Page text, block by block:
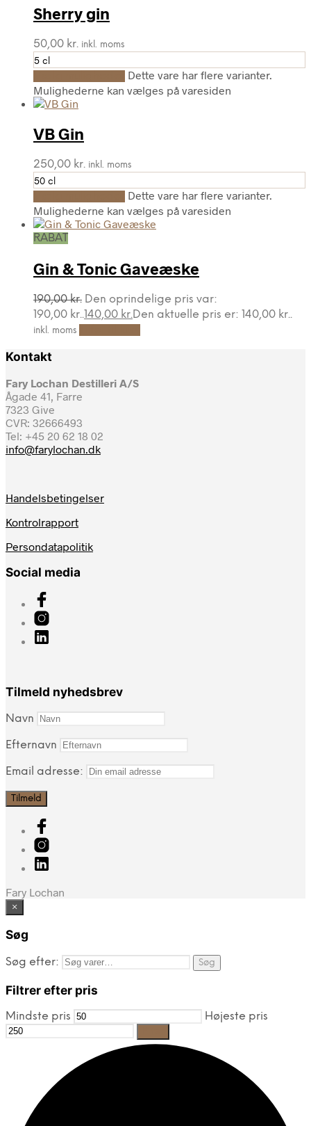
Sherry gin
50,00 kr. inkl. moms
5 cl
Dette vare har flere varianter.
Mulighederne kan vælges på varesiden
VB Gin
250,00 kr. inkl. moms
50 cl
Dette vare har flere varianter.
Mulighederne kan vælges på varesiden
RABAT
Gin & Tonic Gaveæske
190,00kr. Den oprindelige pris var:
190,00 kr..140,00 kr.Den aktuelle pris er: 140,00 kr..
inkl. moms
Kontakt
Fary Lochan Destilleri A/S
Ågade 41, Farre
7323 Give
CVR: 32666493
Tel: +45 20 62 18 02
info@farylochan.dk
Handelsbetingelser
Kontrolrapport
Persondatapolitik
Social media
Tilmeld nyhedsbrev
Navn
Efternavn
Email adresse:
Fary Lochan
×
Søg
Søg efter: Søg
Filtrer efter pris
Mindste pris Højeste pris